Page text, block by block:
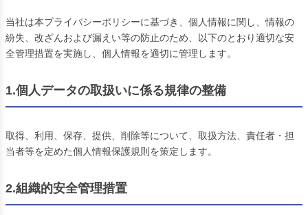
当社は本プライバシーポリシーに基づき、個人情報に関し、情報の
紛失、改ざんおよび漏えい等の防止のため、以下のとおり適切な安
全管理措置を実施し、個人情報を適切に管理します。
1.個人データの取扱いに係る規律の整備
取得、利用、保存、提供、削除等について、取扱方法、責任者・担
当者等を定めた個人情報保護規則を策定します。
2.組織的安全管理措置